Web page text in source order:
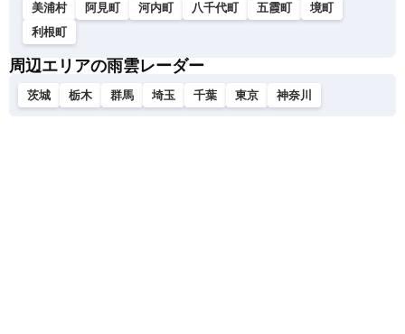
美浦村
阿見町 河内町 八千代町 五霞町
境町
利根町
周辺エリアの雨雲レーダー
茨城 栃木 群馬 埼玉 千葉 東京 神奈川